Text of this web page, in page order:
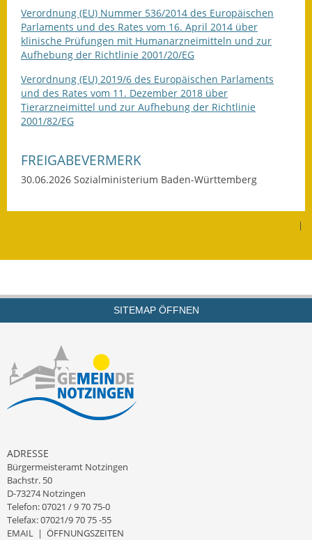
Rückstausicherung von
Gebäuden
Hochwassergefahrenkarte
Gemeindehalle und
Bürgerhaus
Integration und Asyl
Ver- & Entsorgung
Verordnung (EU) Nummer 536/2014 des Europäischen
Parlaments und des Rates vom 16. April 2014 über
klinische Prüfungen mit Humanarzneimitteln und zur
Aufhebung der Richtlinie 2001/20/EG
Verordnung (EU) 2019/6 des Europäischen Parlaments
und des Rates vom 11. Dezember 2018 über
Tierarzneimittel und zur Aufhebung der Richtlinie
2001/82/EG
FREIGABEVERMERK
30.06.2026 Sozialministerium Baden-Württemberg
|
SITEMAP ÖFFNEN
ADRESSE
Bürgermeisteramt Notzingen
Bachstr. 50
D-73274 Notzingen
Telefon: 07021 / 9 70 75-0
Telefax: 07021/9 70 75 -55
EMAIL | ÖFFNUNGSZEITEN